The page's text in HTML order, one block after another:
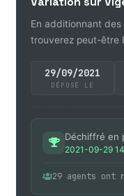
En additionnant
trouverez peut-être
29/09/2021
DÉPOSÉ LE
Déchiffré en
2021-09-29
29 agents ont